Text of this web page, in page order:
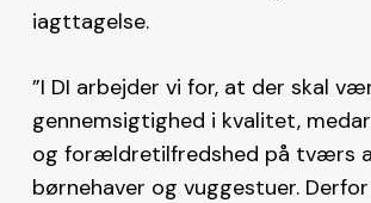
iagttagelse.
”I DI arbejder vi for, at der skal
gennemsigtighed i kvalitet,
og forældretilfredshed på tværs
børnehaver og vuggestuer.